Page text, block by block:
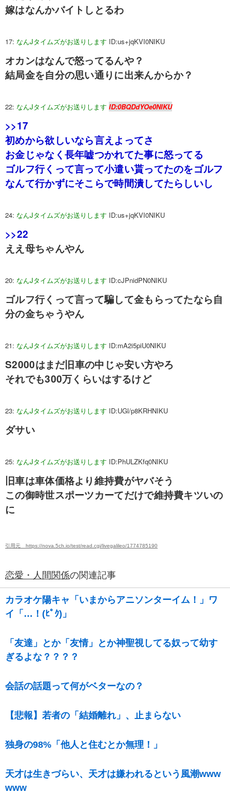
嫁はなんかバイトしとるわ
17: なんJタイムズがお送りします ID:us+jqKVI0NIKU
オカンはなんで怒ってるんや？
結局金を自分の思い通りに出来んからか？
22: なんJタイムズがお送りします ID:0BQDdYOe0NIKU
>>17
初めから欲しいなら言えよってさ
お金じゃなく長年嘘つかれてた事に怒ってる
ゴルフ行くって言って小遣い貰ってたのをゴルフ
なんて行かずにそこらで時間潰してたらしいし
24: なんJタイムズがお送りします ID:us+jqKVI0NIKU
>>22
ええ母ちゃんやん
20: なんJタイムズがお送りします ID:cJPnidPN0NIKU
ゴルフ行くって言って騙して金もらってたなら自
分の金ちゃうやん
21: なんJタイムズがお送りします ID:mA2i5piU0NIKU
S2000はまだ旧車の中じゃ安い方やろ
それでも300万くらいはするけど
23: なんJタイムズがお送りします ID:UGl/p8KRHNIKU
ダサい
25: なんJタイムズがお送りします ID:PhULZKfq0NIKU
旧車は車体価格より維持費がヤバそう
この御時世スポーツカーてだけで維持費キツいの
に
引用元 https://nova.5ch.io/test/read.cgi/livegalileo/1774785190
恋愛・人間関係の関連記事
カラオケ陽キャ「いまからアニソンターイム！」ワ
イ「…！(ﾋﾟｸ)」
「友達」とか「友情」とか神聖視してる奴って幼す
ぎるよな？？？？
会話の話題って何がベターなの？
【悲報】若者の「結婚離れ」、止まらない
独身の98%「他人と住むとか無理！」
天才は生きづらい、天才は嫌われるという風潮www
www